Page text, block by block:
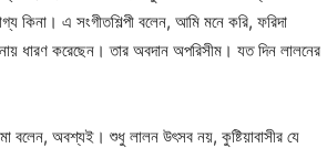
কিনা। এ সংগীতশিল্পী বলেন, আমি মনে করি, ফরিদা
ধারণ করেছেন। তার অবদান অপরিসীম। যত দিন লালনের
বলেন, অবশ্যই। শুধু লালন উৎসব নয়, কুষ্টিয়াবাসীর যে